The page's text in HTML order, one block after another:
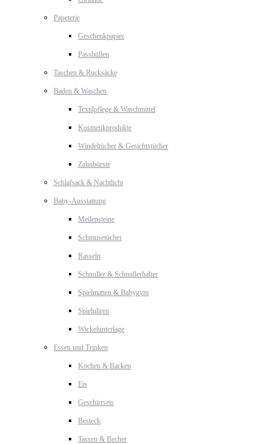
Papeterie
Geschenkpapier
Passhüllen
Taschen & Rucksäcke
Baden & Waschen
Textilpflege & Waschmittel
Kosmetikprodukte
Windeltücher & Gesichtstücher
Zahnbürste
Schlafsack & Nachtlicht
Baby-Ausstattung
Meilensteine
Schmusetücher
Rasseln
Schnuller & Schnullerhalter
Spielmatten & Babygym
Spieluhren
Wickelunterlage
Essen und Trinken
Kochen & Backen
Eis
Geschirrsets
Besteck
Tassen & Becher